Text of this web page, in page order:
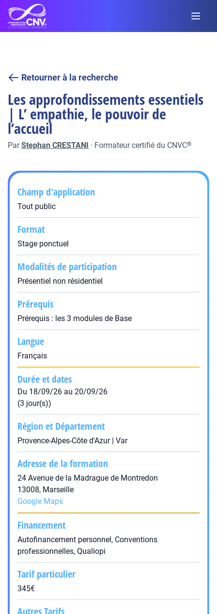
Retourner à la recherche
Les approfondissements essentiels
| L’ empathie, le pouvoir de
l’accueil
ParStephan CRESTANI · Formateur certifié du CNVC®
Champ d'application
Tout public
Format
Stage ponctuel
Modalités de participation
Présentiel non résidentiel
Prérequis
Prérequis : les 3 modules de Base
Langue
Français
Durée et dates
Du 18/09/26 au 20/09/26
(3 jour(s))
Région et Département
Provence-Alpes-Côte d'Azur | Var
Adresse de la formation
24 Avenue de la Madrague de Montredon
13008, Marseille
Google Maps
Financement
Autofinancement personnel, Conventions
professionnelles, Qualiopi
Tarif particulier
345€
Autres Tarifs